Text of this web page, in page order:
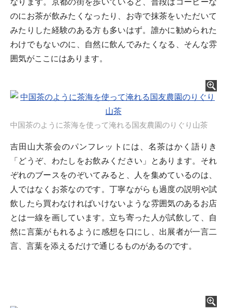
のにお茶が飲みたくなったり、お寺で抹茶をいただいて
みたりした経験のある方も多いはず。誰かに勧められた
わけでもないのに、自然に飲んでみたくなる、そんな雰
囲気がここにはあります。
中国茶のように茶海を使って淹れる国友農園のりぐり山茶
吉田山大茶会のパンフレットには、名茶はかく語りき
「どうぞ、わたしをお飲みください」とあります。それ
ぞれのブースをのぞいてみると、人を集めているのは、
人ではなくお茶なのです。丁寧ながらも過度の説明や試
飲したら買わなければいけないような雰囲気のあるお店
とは一線を画しています。立ち寄った人が試飲して、自
然に言葉がもれるように感想を口にし、出展者が一言二
言、言葉を添えるだけで通じるものがあるのです。